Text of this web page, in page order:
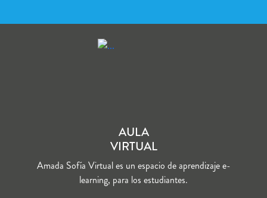
AULA
VIRTUAL
Amada Sofía Virtual es un espacio de aprendizaje e-
learning, para los estudiantes.